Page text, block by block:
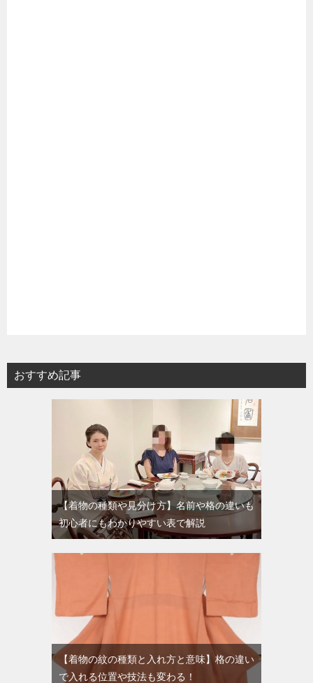
おすすめ記事
【着物の種類や見分け方】名前や格の違いも
初心者にもわかりやすい表で解説
【着物の紋の種類と入れ方と意味】格の違い
で入れる位置や技法も変わる！